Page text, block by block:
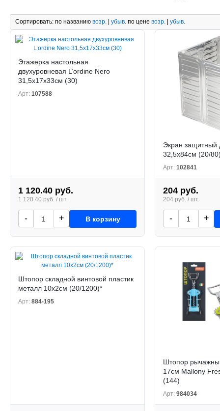
Сортировать: по названию возр. | убыв. по цене возр. | убыв.
Этажерка настольная
двухуровневая L’ordine Nero
31,5x17x33см (30)
Арт: 107588
1 120.40 руб.
1 120.40 руб. / шт.
- + В корзину
Экран защитный
32,5х84см (20/
Арт: 102841
204 руб.
204 руб. / шт.
- +
Штопор складной винтовой пластик
металл 10х2см (20/1200)*
Арт: 884-195
Штопор
17см Mallony
(144)
Арт: 984034